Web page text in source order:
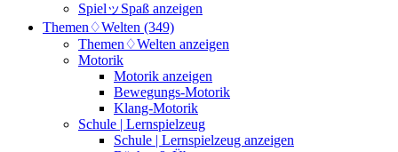
SpielッSpaß anzeigen
Themen♢Welten (349)
Themen♢Welten anzeigen
Motorik
Motorik anzeigen
Bewegungs-Motorik
Klang-Motorik
Schule | Lernspielzeug
Schule | Lernspielzeug anzeigen